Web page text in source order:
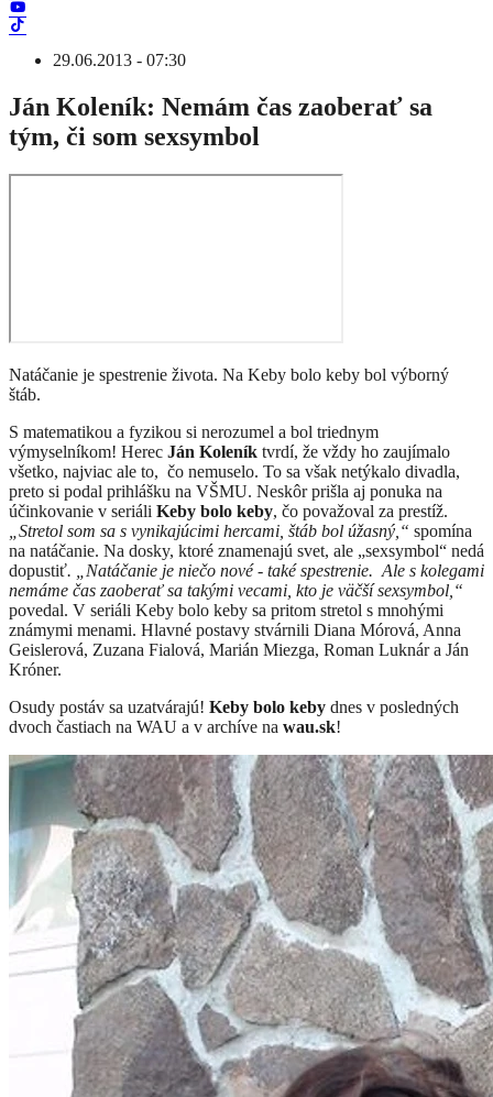
29.06.2013 - 07:30
Ján Koleník: Nemám čas zaoberať sa
tým, či som sexsymbol
Natáčanie je spestrenie života. Na Keby bolo keby bol výborný
štáb.
S matematikou a fyzikou si nerozumel a bol triednym
výmyselníkom! Herec Ján Koleník tvrdí, že vždy ho zaujímalo
všetko, najviac ale to, čo nemuselo. To sa však netýkalo divadla,
preto si podal prihlášku na VŠMU. Neskôr prišla aj ponuka na
účinkovanie v seriáli Keby bolo keby, čo považoval za prestíž.
„Stretol som sa s vynikajúcimi hercami, štáb bol úžasný,“ spomína
na natáčanie. Na dosky, ktoré znamenajú svet, ale „sexsymbol“ nedá
dopustiť. „Natáčanie je niečo nové - také spestrenie. Ale s kolegami
nemáme čas zaoberať sa takými vecami, kto je väčší sexsymbol,“
povedal. V seriáli Keby bolo keby sa pritom stretol s mnohými
známymi menami. Hlavné postavy stvárnili Diana Mórová, Anna
Geislerová, Zuzana Fialová, Marián Miezga, Roman Luknár a Ján
Króner.
Osudy postáv sa uzatvárajú! Keby bolo keby dnes v posledných
dvoch častiach na WAU a v archíve na wau.sk!